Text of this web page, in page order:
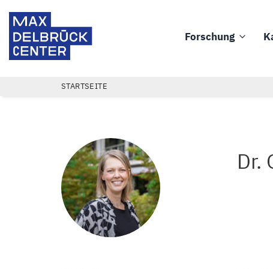
zum
Inhalt
Forschung
PFADNAVIGATION
STARTSEITE
Dr.